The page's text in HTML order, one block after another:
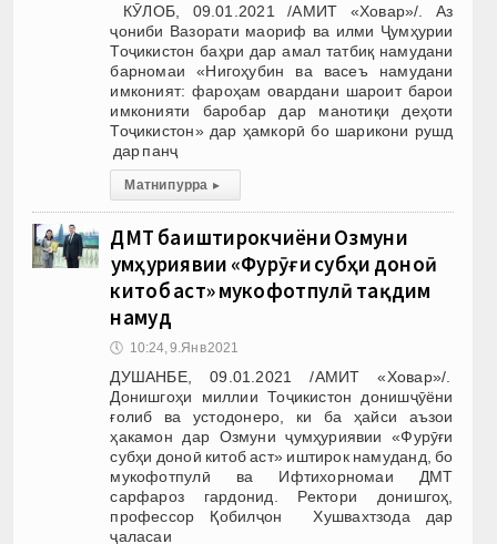
КӮЛОБ, 09.01.2021 /АМИТ «Ховар»/. Аз
ҷониби Вазорати маориф ва илми Ҷумҳурии
Тоҷикистон баҳри дар амал татбиқ намудани
барномаи «Нигоҳубин ва васеъ намудани
имконият: фароҳам овардани шароит барои
имконияти баробар дар манотиқи деҳоти
Тоҷикистон» дар ҳамкорӣ бо шарикони рушд
дар панҷ
Матни пурра ▸
ДМТ ба иштирокчиёни Озмуни
ҷумҳуриявии «Фурӯғи субҳи доноӣ
китоб аст» мукофотпулӣ тақдим
намуд
🕔 10:24, 9.Янв 2021
ДУШАНБЕ, 09.01.2021 /АМИТ «Ховар»/.
Донишгоҳи миллии Тоҷикистон донишҷӯёни
ғолиб ва устодонеро, ки ба ҳайси аъзои
ҳакамон дар Озмуни ҷумҳуриявии «Фурӯғи
субҳи доноӣ китоб аст» иштирок намуданд, бо
мукофотпулӣ ва Ифтихорномаи ДМТ
сарфароз гардонид. Ректори донишгоҳ,
профессор Қобилҷон Хушвахтзода дар
ҷаласаи